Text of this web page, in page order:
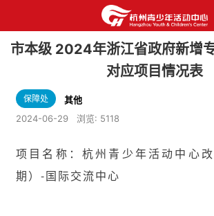
市本级 2024年浙江省政府新增
对应项目情况表
保障处
其他
2024-06-29
浏览: 5118
项目名称：杭州青少年活动中心
期）-国际交流中心